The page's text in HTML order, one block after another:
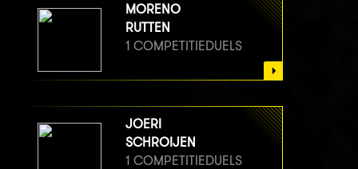
MORENO
RUTTEN
1 COMPETITIEDUELS
JOERI
SCHROIJEN
1 COMPETITIEDUELS